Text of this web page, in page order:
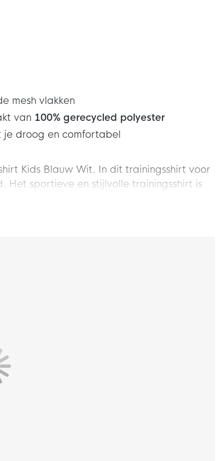
mesh vlakken
van 100% gerecycled polyester
je droog en comfortabel
Kids Blauw Wit. In dit trainingsshirt voor
Het sportieve en stijlvolle trainingsshirt is
uit je kwaliteiten en haal het Nike
gerecycled polyester. Dit product is